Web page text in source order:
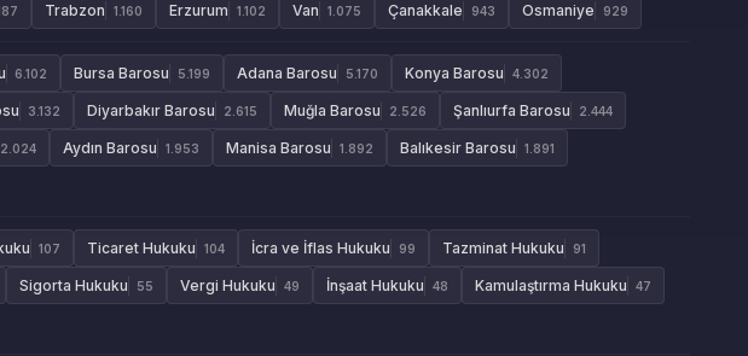
Trabzon 1.160 Erzurum 1.102 Van 1.075 Çanakkale 943 Osmaniye 929
6.102 Bursa Barosu 5.199 Adana Barosu 5.170 Konya Barosu 4.302
3.132 Diyarbakır Barosu 2.615 Muğla Barosu 2.526 Şanlıurfa Barosu 2.444
2.024 Aydın Barosu 1.953 Manisa Barosu 1.892 Balıkesir Barosu 1.891
107 Ticaret Hukuku 104 İcra ve İflas Hukuku 99 Tazminat Hukuku 91
Sigorta Hukuku 55 Vergi Hukuku 49 İnşaat Hukuku 48 Kamulaştırma Hukuku 47